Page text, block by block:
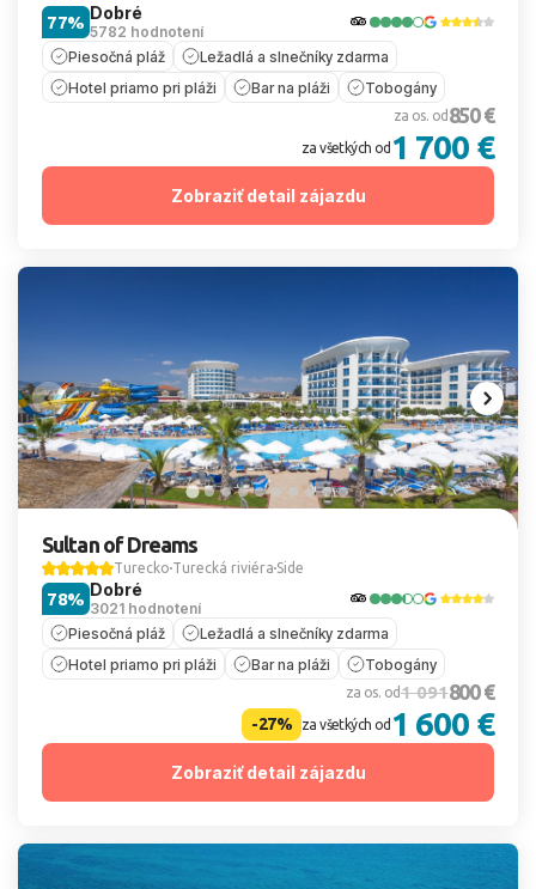
Dobré
5782 hodnotení
77%
Piesočná pláž
Ležadlá a slnečníky zdarma
Hotel priamo pri pláži
Bar na pláži Tobogány
za os. od 850 €
za všetkých od 1 700 €
Zobraziť detail zájazdu
Sultan of Dreams
Turecko Turecká riviéra Side
Dobré
3021 hodnotení
78%
Piesočná pláž
Ležadlá a slnečníky zdarma
Hotel priamo pri pláži
Bar na pláži Tobogány
za os. od1 091800 €
-27% za všetkých od 1 600 €
Zobraziť detail zájazdu